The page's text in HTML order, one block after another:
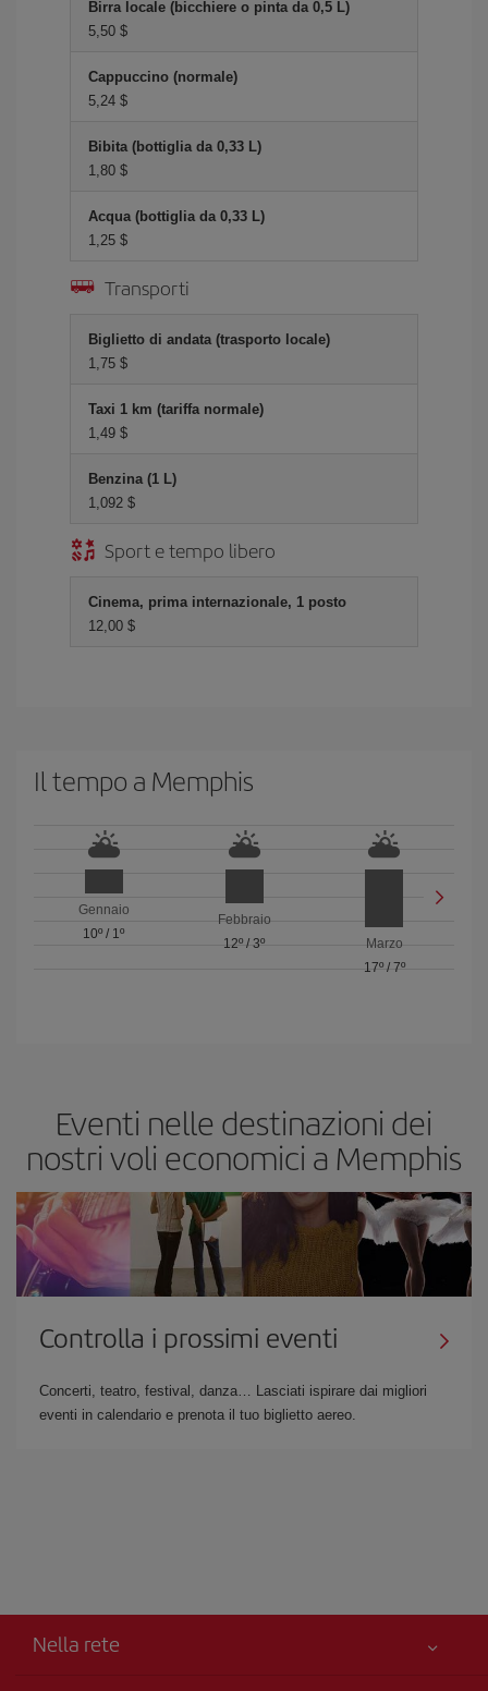
Birra locale (bicchiere o pinta da 0,5 L)
5,50 $
Cappuccino (normale)
5,24 $
Bibita (bottiglia da 0,33 L)
1,80 $
Acqua (bottiglia da 0,33 L)
1,25 $
Transporti
Biglietto di andata (trasporto locale)
1,75 $
Taxi 1 km (tariffa normale)
1,49 $
Benzina (1 L)
1,092 $
Sport e tempo libero
Cinema, prima internazionale, 1 posto
12,00 $
Il tempo a Memphis
Gennaio
10º / 1º
Febbraio
12º / 3º
Marzo
17º/ 7º
Eventi nelle destinazioni dei
nostri voli economici a Memphis
Controlla i prossimi eventi
Concerti, teatro, festival, danza… Lasciati ispirare dai migliori
eventi in calendario e prenota il tuo biglietto aereo.
Nella rete